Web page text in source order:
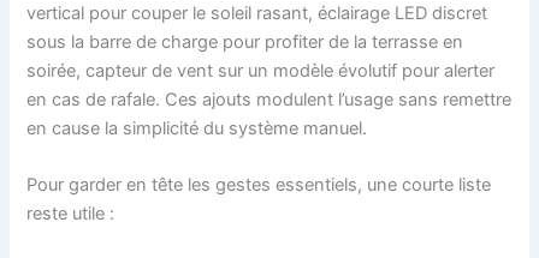
vertical pour couper le soleil rasant, éclairage LED discret
sous la barre de charge pour profiter de la terrasse en
soirée, capteur de vent sur un modèle évolutif pour alerter
en cas de rafale. Ces ajouts modulent l’usage sans remettre
en cause la simplicité du système manuel.
Pour garder en tête les gestes essentiels, une courte liste
reste utile :